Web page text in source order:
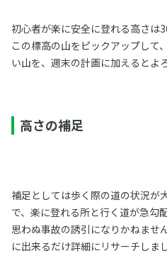
初心者が楽に安全に登れる高さは
この標高の山をピックアップして
い山を、週末の計画に加えるとよ
高さの補足
補足としては歩く際の道の状況が
で、楽に登れる所と行く道が急勾
思わぬ事故の誘引になりかねませ
に出来るだけ詳細にリサーチしまし